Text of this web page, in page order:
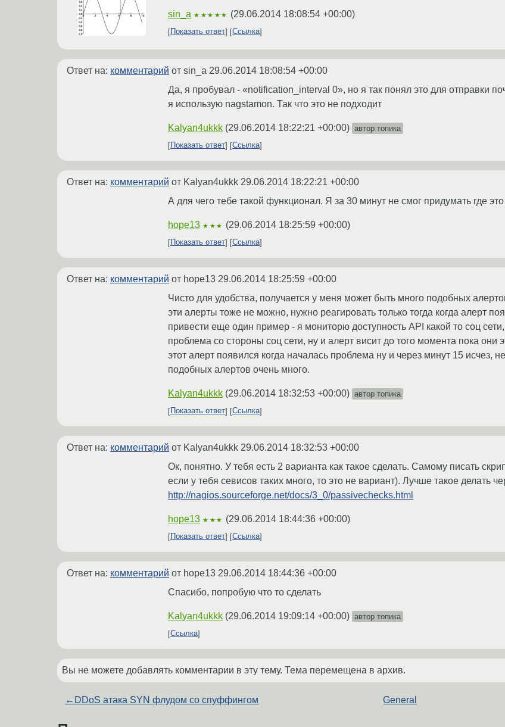
sin_a ★★★★★ (29.06.2014 18:08:54 +00:00)
Показать ответ Ссылка
Ответ на: комментарий от sin_a 29.06.2014 18:08:54 +00:00
Да, я пробувал - «notification_interval 0», но я так понял это для отправки
я использую nagstamon. Так что это не подходит
Kalyan4ukkk (29.06.2014 18:22:21 +00:00) автор топика
Показать ответ
Ссылка
Ответ на: комментарий от Kalyan4ukkk 29.06.2014 18:22:21 +00:00
А для чего тебе такой функционал. Я за 30 минут не смог придумать где
hope13 ★★★ (29.06.2014 18:25:59 +00:00)
Показать ответ Ссылка
Ответ на: комментарий от hope13 29.06.2014 18:25:59 +00:00
Чисто для удобства, получается у меня может быть много подобных
эти алерты тоже не можно, нужно реагировать только тогда когда алерт
привести еще один пример - я мониторю доступность API какой то соц
проблема со стороны соц сети, ну и алерт висит до того момента пока они
этот алерт появился когда началась проблема ну и через минут 15 исчез,
подобных алертов очень много.
Kalyan4ukkk (29.06.2014 18:32:53 +00:00) автор топика
Показать ответ
Ссылка
Ответ на: комментарий от Kalyan4ukkk 29.06.2014 18:32:53 +00:00
Ок, понятно. У тебя есть 2 варианта как такое сделать. Самому писать
если у тебя севисов таких много, то это не вариант). Лучше такое делать
http://nagios.sourceforge.net/docs/3_0/passivechecks.html
hope13 ★★★ (29.06.2014 18:44:36 +00:00)
Показать ответ Ссылка
Ответ на: комментарий от hope13 29.06.2014 18:44:36 +00:00
Спасибо, попробую что то сделать
Kalyan4ukkk (29.06.2014 19:09:14 +00:00) автор топика
Ссылка
Вы не можете добавлять комментарии в эту тему. Тема перемещена в архив.
← DDoS атака SYN флудом со спуффингом General